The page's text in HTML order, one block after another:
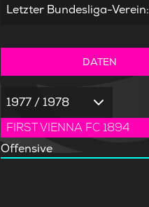
Letzter Bundesliga-Verein:
DATEN
1977 / 1978
FIRST VIENNA FC 1894
Offensive